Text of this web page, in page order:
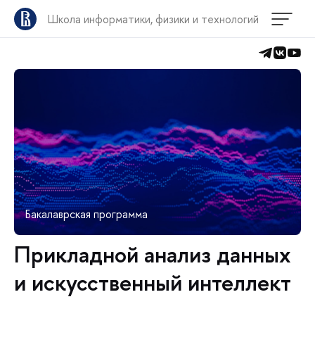
Школа информатики, физики и технологий
Бакалаврская программа
Прикладной анализ данных
и искусственный интеллект